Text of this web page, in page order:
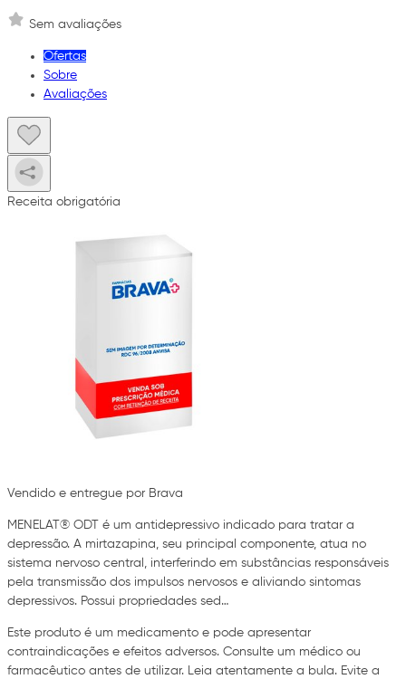
Sem avaliações
Ofertas
Sobre
Avaliações
Receita obrigatória
Vendido e entregue por Brava
MENELAT® ODT é um antidepressivo indicado para tratar a
depressão. A mirtazapina, seu principal componente, atua no
sistema nervoso central, interferindo em substâncias responsáveis
pela transmissão dos impulsos nervosos e aliviando sintomas
depressivos. Possui propriedades sed…
Este produto é um medicamento e pode apresentar
contraindicações e efeitos adversos. Consulte um médico ou
farmacêutico antes de utilizar. Leia atentamente a bula. Evite a